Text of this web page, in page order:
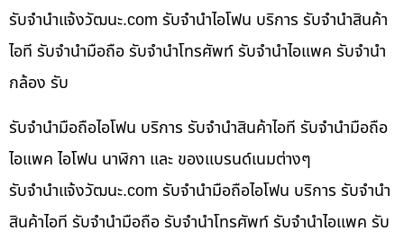
รับจํานําแจ้งวัฒนะ.com รับจำนำไอโฟน บริการ รับจำนำสินค้า
ไอที รับจำนำมือถือ รับจำนำโทรศัพท์ รับจำนำไอแพค รับจำนำ
กล้อง รับ
รับจำนำมือถือไอโฟน บริการ รับจำนำสินค้าไอที รับจำนำมือถือ
ไอแพค ไอโฟน นาฬิกา และ ของแบรนด์เนมต่างๆ
รับจํานําแจ้งวัฒนะ.com รับจำนำมือถือไอโฟน บริการ รับจำนำ
สินค้าไอที รับจำนำมือถือ รับจำนำโทรศัพท์ รับจำนำไอแพค รับ